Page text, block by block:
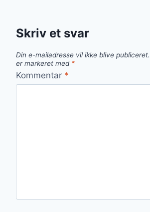
Skriv et svar
Din e-mailadresse vil ikke blive publiceret.
er markeret med *
Kommentar *